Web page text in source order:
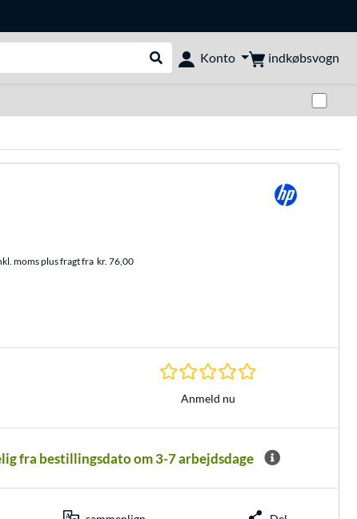
Udfør søgning
Konto indkøbsvogn
moms plus fragt fra kr. 76,00
0.0 Stjerner hos 0
Anmeld nu
fra bestillingsdato om 3-7 arbejdsdage